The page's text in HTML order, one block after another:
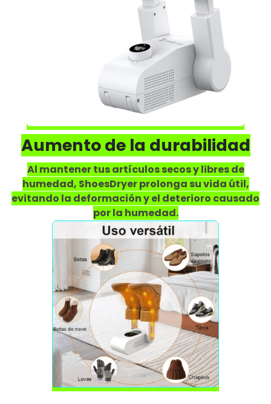
Aumento de la durabilidad
Al mantener tus artículos secos y libres de
humedad, ShoesDryer prolonga su vida útil,
evitando la deformación y el deterioro causado
por la humedad.